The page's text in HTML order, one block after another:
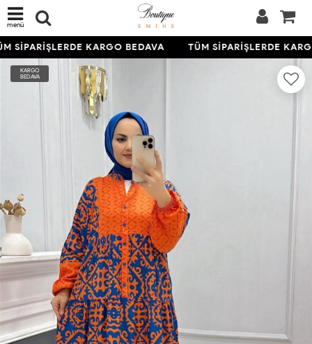
menü
SİPARİŞLERDE KARGO BEDAVA TÜM SİPARİŞLERDE
KARGO
BEDAVA